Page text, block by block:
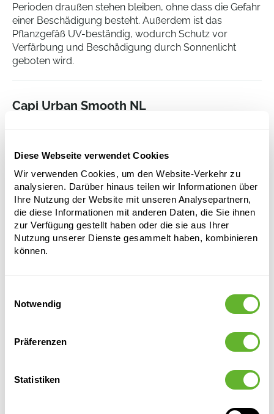
Diese Webseite verwendet Cookies
Wir verwenden Cookies, um den Website-Verkehr zu
analysieren. Darüber hinaus teilen wir Informationen über
Ihre Nutzung der Website mit unseren Analysepartnern,
die diese Informationen mit anderen Daten, die Sie ihnen
zur Verfügung gestellt haben oder die sie aus Ihrer
Nutzung unserer Dienste gesammelt haben, kombinieren
können.
Notwendig
Präferenzen
Statistiken
Perioden draußen stehen bleiben, ohne dass die Gefahr
einer Beschädigung besteht. Außerdem ist das
Pflanzgefäß UV-beständig, wodurch Schutz vor
Verfärbung und Beschädigung durch Sonnenlicht
geboten wird.
Capi Urban Smooth NL
Länge:
40
Breite:
40
Tiefe:
39
Öffnung:
32